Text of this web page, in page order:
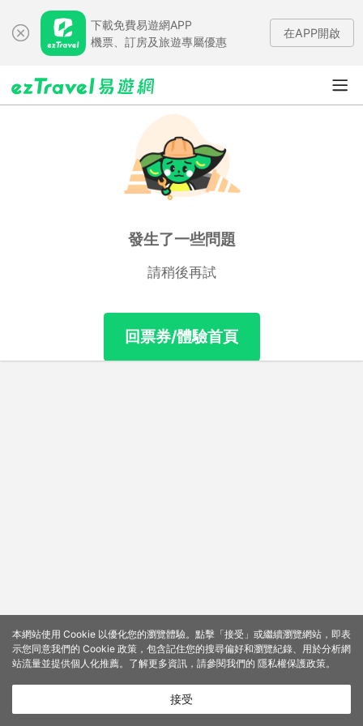
下載免費易遊網APP
機票、訂房及旅遊專屬優惠
在APP開啟
發生了一些問題
請稍後再試
回票券/體驗首頁
本網站使用 Cookie 以優化您的瀏覽體驗。點擊「接受」或繼續瀏覽網站，即表
示您同意我們的 Cookie 政策，包含記住您的搜尋偏好和瀏覽紀錄、用於分析網
站流量並提供個人化推薦。了解更多資訊，請參閱我們的 隱私權保護政策。
接受